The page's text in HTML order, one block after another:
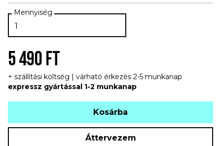
5 490 FT
+ szállítási költség | várható érkezés 2-5 munkanap
expressz gyártással 1-2 munkanap
Kosárba
Áttervezem